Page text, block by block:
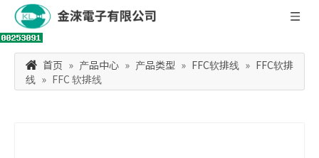
首页 » 产品中心 » 产品类型 » FFC软排线 » FFC软排
线 » FFC 软排线